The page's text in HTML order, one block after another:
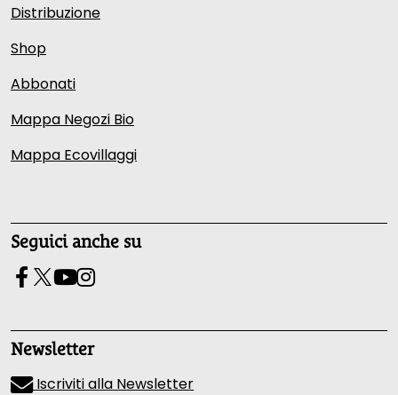
Distribuzione
Shop
Abbonati
Mappa Negozi Bio
Mappa Ecovillaggi
Seguici anche su
Newsletter
Iscriviti alla Newsletter